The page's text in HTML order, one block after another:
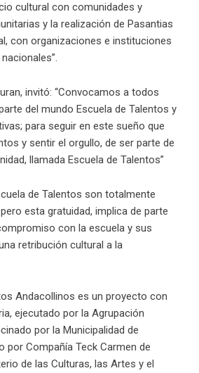
cultural con comunidades y
y la realización de Pasantias
con organizaciones e instituciones
invitó: “Convocamos a todos
del mundo Escuela de Talentos y
para seguir en este sueño que
y sentir el orgullo, de ser parte de
llamada Escuela de Talentos”
de Talentos son totalmente
esta gratuidad, implica de parte
con la escuela y sus
retribución cultural a la
Andacollinos es un proyecto con
ejecutado por la Agrupación
por la Municipalidad de
por Compañía Teck Carmen de
de las Culturas, las Artes y el